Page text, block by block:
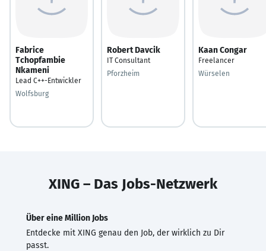
Fabrice
Tchopfambie
Nkameni
Lead C++-Entwickler
Wolfsburg
Robert Davcik
IT Consultant
Pforzheim
Kaan Congar
Freelancer
Würselen
XING – Das Jobs-Netzwerk
Über eine Million Jobs
Entdecke mit XING genau den Job, der wirklich zu Dir
passt.